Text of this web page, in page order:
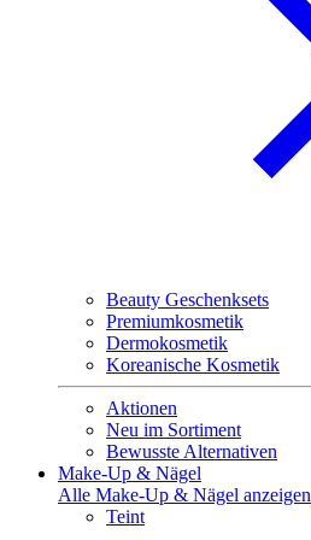
Beauty Geschenksets
Premiumkosmetik
Dermokosmetik
Koreanische Kosmetik
Aktionen
Neu im Sortiment
Bewusste Alternativen
Make-Up & Nägel
Alle Make-Up & Nägel anzeigen
Teint